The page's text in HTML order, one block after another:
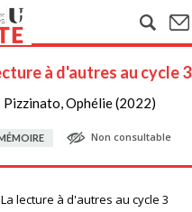
à d'autres au cycle 3
Pizzinato, Ophélie (2022)
Non consultable
La lecture à d'autres au cycle 3